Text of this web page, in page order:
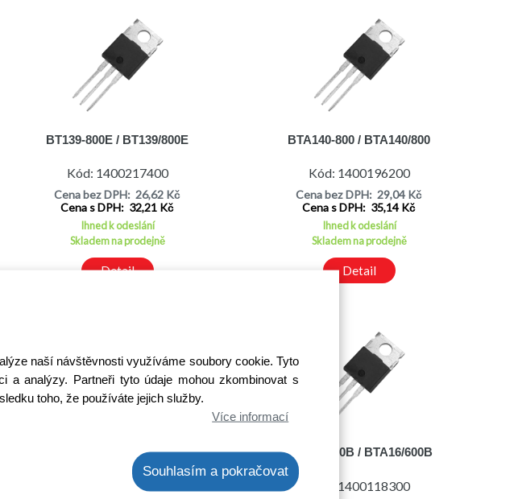
naší návštěvnosti využíváme soubory cookie. Tyto
a analýzy. Partneři tyto údaje mohou zkombinovat s
toho, že používáte jejich služby.
Více informací
Souhlasím a pokračovat
BT139-800E / BT139/800E
Kód: 1400217400
Cena bez DPH: 26,62 Kč
Cena s DPH: 32,21 Kč
Ihned k odeslání
Skladem na prodejně
Detail
BTA140-800 / BTA140/800
Kód: 1400196200
Cena bez DPH: 29,04 Kč
Cena s DPH: 35,14 Kč
Ihned k odeslání
Skladem na prodejně
Detail
BT136-800E / BT136/800E
Kód: 1400260200
BTA16-600B / BTA16/600B
Kód: 1400118300